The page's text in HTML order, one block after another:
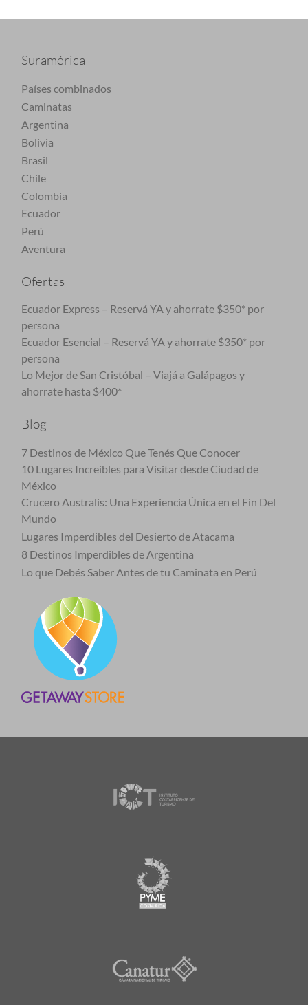
Suramérica
Países combinados
Caminatas
Argentina
Bolivia
Brasil
Chile
Colombia
Ecuador
Perú
Aventura
Ofertas
Ecuador Express – Reservá YA y ahorrate $350* por
persona
Ecuador Esencial – Reservá YA y ahorrate $350* por
persona
Lo Mejor de San Cristóbal – Viajá a Galápagos y
ahorrate hasta $400*
Blog
7 Destinos de México Que Tenés Que Conocer
10 Lugares Increíbles para Visitar desde Ciudad de
México
Crucero Australis: Una Experiencia Única en el Fin Del
Mundo
Lugares Imperdibles del Desierto de Atacama
8 Destinos Imperdibles de Argentina
Lo que Debés Saber Antes de tu Caminata en Perú